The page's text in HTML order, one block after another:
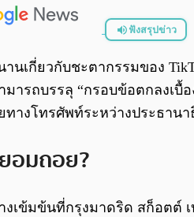
ฟังสรุปข่าว
นเกี่ยวกับชะตากรรมของ
มารถบรรลุ “กรอบข้อตกลงเ
างโทรศัพท์ระหว่างประธา
อมถอย?
งเข้มข้นที่กรุงมาดริด สก็อตต์